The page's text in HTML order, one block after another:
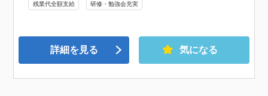
残業代全額支給 研修・勉強会充実
詳細を見る 気になる